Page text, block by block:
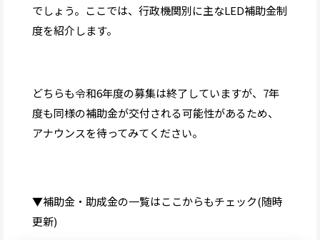
でしょう。ここでは、行政機関別に主なLED補助金制
度を紹介します。
どちらも令和6年度の募集は終了していますが、7年
度も同様の補助金が交付される可能性があるため、
アナウンスを待ってみてください。
▼補助金・助成金の一覧はここからもチェック(随時
更新)